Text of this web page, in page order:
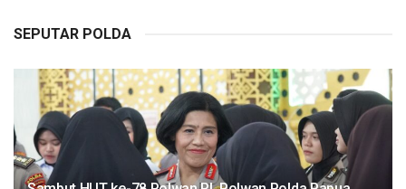
SEPUTAR POLDA